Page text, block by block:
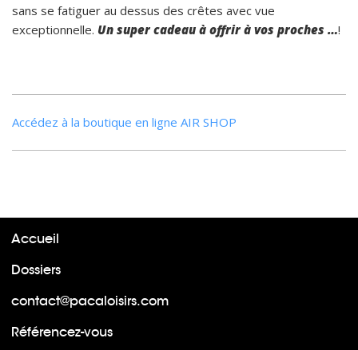
sans se fatiguer au dessus des crêtes avec vue
exceptionnelle. Un super cadeau à offrir à vos proches …!
Accédez à la boutique en ligne AIR SHOP
Accueil
Dossiers
contact@pacaloisirs.com
Référencez-vous